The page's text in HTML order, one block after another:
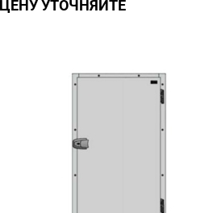
ЦЕНУ УТОЧНЯЙТЕ